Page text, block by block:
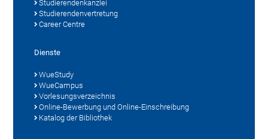
Studierendenkanzlei
Studierendenvertretung
Career Centre
Dienste
WueStudy
WueCampus
Vorlesungsverzeichnis
Online-Bewerbung und Online-Einschreibung
Katalog der Bibliothek